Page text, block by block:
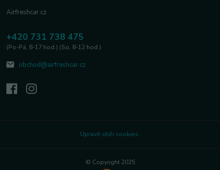
Airfreshcar.cz
+420 731 738 475
(Po-Pá, 8-17 hod.) (So, 8-12 hod.)
obchod@airfreshcar.cz
Upravit sběr cookies.
© Copyright 2025